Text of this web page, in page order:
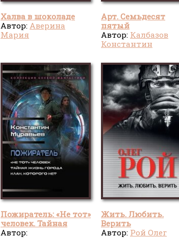
Халва в шоколаде
Автор: Аверина
Мария
Арт. Семьдесят
пятый
Автор: Калбазов
Константин
Пожиратель: «Не тот»
человек. Тайная
жизнь города. Клан,
Автор:
Жить. Любить.
Верить
Автор: Рой Олег